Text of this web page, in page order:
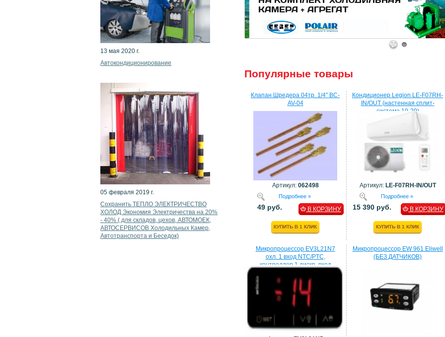
1 2
Популярные товары
Клапан Шредера 04тр. 1/4" BC-
AV-04
Артикул: 062498
Подробнее »
49 руб. В КОРЗИНУ
КУПИТЬ В 1 КЛИК
Кондиционер Legion LE-F07RH-
IN/OUT (настенная сплит-
система 10-20)
Артикул: LE-F07RH-IN/OUT
Подробнее »
15 390 руб. В КОРЗИНУ
КУПИТЬ В 1 КЛИК
Микропроцессор EV3L21N7
охл. 1 вход NTC/PTC,
контроллер 1 дискр. вход
Микропроцессор EW 961 Eliwell
(БЕЗ ДАТЧИКОВ)
13 мая 2020 г.
Автокондиционирование
05 февраля 2019 г.
Сохранить ТЕПЛО ЭЛЕКТРИЧЕСТВО
ХОЛОД Экономия Электричества на 20%
- 40% ( для складов, цехов, АВТОМОЕК,
АВТОСЕРВИСОВ Холодильных Камер,
Автотранспорта и Беседок)